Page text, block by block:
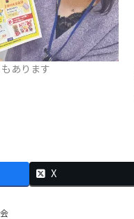
あります
X